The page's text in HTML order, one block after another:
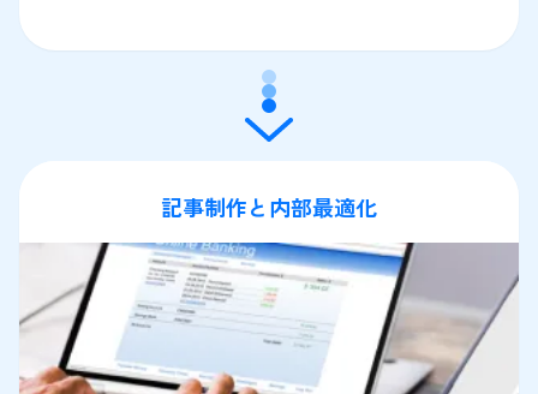
記事制作と内部最適化